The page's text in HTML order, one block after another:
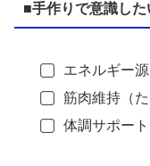
■手作りで意識し
エネルギー
筋肉維持（た
体調サポー